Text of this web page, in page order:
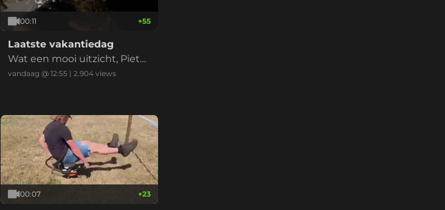
00:11 +55
Laatste vakantiedag
Wat een mooi uitzicht, Pieter
tje
vandaag @ 12:55 |2.904 views
00:07 +23